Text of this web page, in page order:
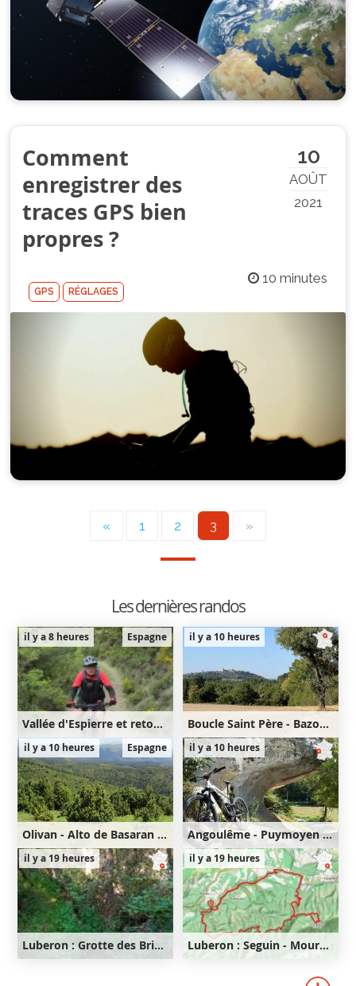
10
AOÛT
2021
Comment
enregistrer des
traces GPS bien
propres ?
10 minutes
GPS RÉGLAGES
« 1 2 3 »
Les dernières randos
il y a 8 heures Espagne
Vallée d'Espierre et retour par Olivan et Larrede
26km
710m
710m
il y a 10 heures
Boucle Saint Père - Bazoches
32km
560m
560m
il y a 10 heures Espagne
Olivan - Alto de Basaran - Flanc de l'Oturia
31km
1030m
1030m
il y a 10 heures
Angoulême - Puymoyen - Anguienne - Soyaux - Magnac - Angoulême
46km
540m
540m
il y a 19 heures
Luberon : Grotte des Brigands - Seguin - Mourre Nègre - Fort de Buoux
il y a 19 heures
Luberon : Seguin - Mourre Nègre - Fort de Buoux